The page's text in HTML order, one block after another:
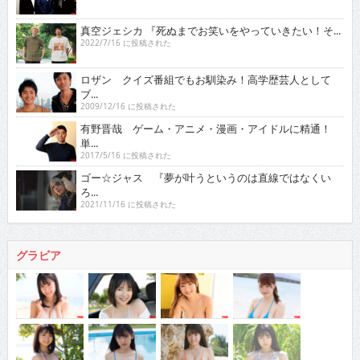
真空ジェシカ 『死ぬまでお笑いをやっていきたい！そ...
2022/7/16 に投稿された
ロザン クイズ番組でもお馴染み！高学歴芸人として
ブ...
2009/12/16 に投稿された
有野晋哉 ゲーム・アニメ・漫画・アイドルに精通！
単...
2017/5/16 に投稿された
ゴー☆ジャス 『夢が叶うというのは直線ではなくい
ろ...
2021/11/16 に投稿された
グラビア